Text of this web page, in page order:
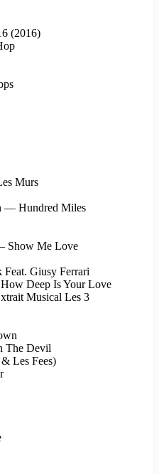
(2016)
Murs
— Hundred Miles
Show Me Love
Giusy Ferrari
Deep Is Your Love
Musical Les 3
The Devil
Les Fees)